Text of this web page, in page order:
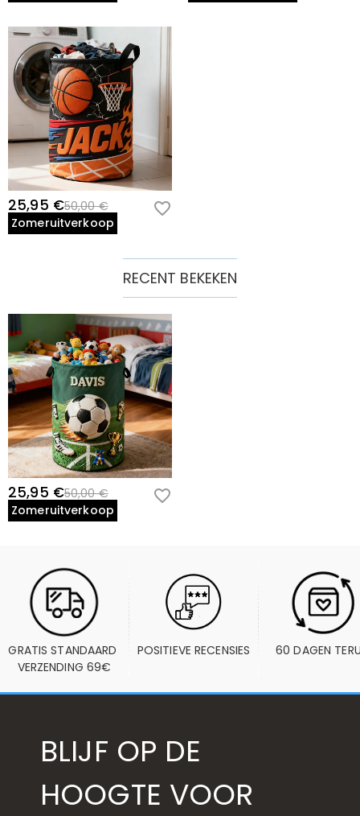
25,95 €50,00 €
Zomeruitverkoop
RECENT BEKEKEN
25,95 €50,00 €
Zomeruitverkoop
GRATIS STANDAARD
VERZENDING 69€
POSITIEVE RECENSIES 60 DAGEN
BLIJF OP DE
HOOGTE VOOR